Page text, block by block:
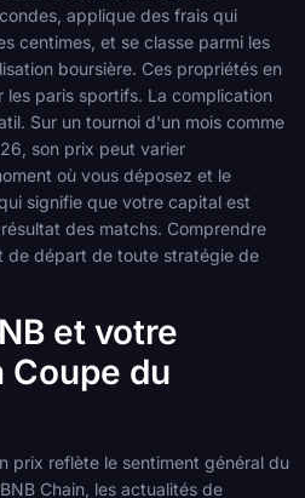
applique des frais qui
centimes, et se classe parmi les
boursière. Ces propriétés en
paris sportifs. La complication
Sur un tournoi d'un mois comme
son prix peut varier
où vous déposez et le
signifie que votre capital est
des matchs. Comprendre
de départ de toute stratégie de
et votre
Coupe du
prix reflète le sentiment général du
Chain, les actualités de